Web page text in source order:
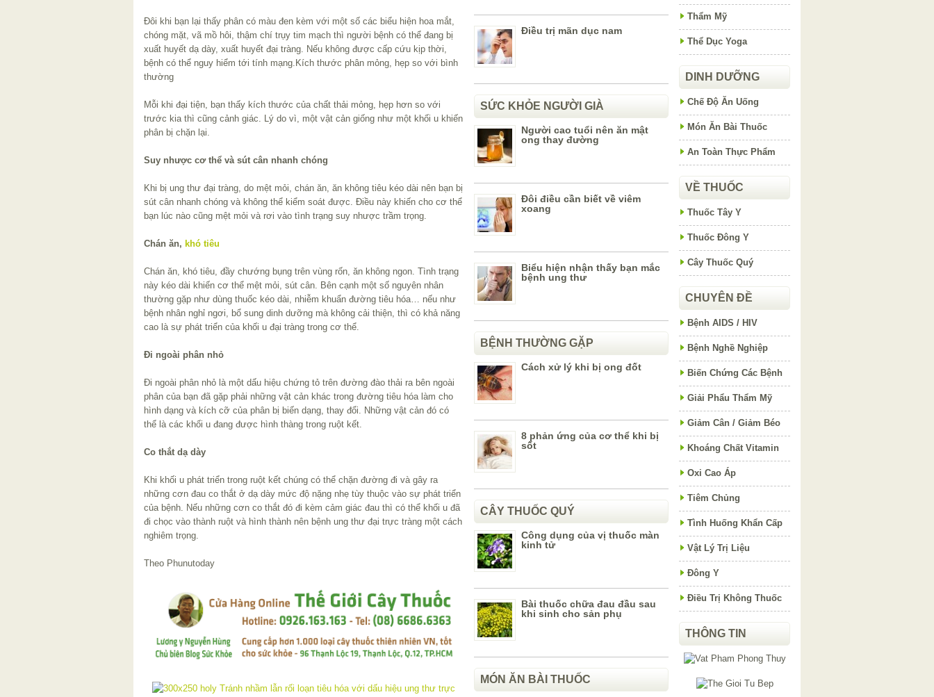
Đôi khi bạn lại thấy phân có màu đen kèm với một số các biểu hiện hoa mắt,
chóng mặt, vã mồ hôi, thậm chí trụy tim mạch thì người bệnh có thể đang bị
xuất huyết dạ dày, xuất huyết đại tràng. Nếu không được cấp cứu kịp thời,
bệnh có thể nguy hiểm tới tính mạng.Kích thước phân mỏng, hẹp so với bình
thường
Mỗi khi đại tiện, bạn thấy kích thước của chất thải mỏng, hẹp hơn so với
trước kia thì cũng cảnh giác. Lý do vì, một vật cản giống như một khối u khiến
phân bị chặn lại.
Suy nhược cơ thể và sút cân nhanh chóng
Khi bị ung thư đại tràng, do mệt mỏi, chán ăn, ăn không tiêu kéo dài nên bạn bị
sút cân nhanh chóng và không thể kiểm soát được. Điều này khiến cho cơ thể
bạn lúc nào cũng mệt mỏi và rơi vào tình trạng suy nhược trầm trọng.
Chán ăn, khó tiêu
Chán ăn, khó tiêu, đầy chướng bụng trên vùng rốn, ăn không ngon. Tình trạng
này kéo dài khiến cơ thể mệt mỏi, sút cân. Bên cạnh một số nguyên nhân
thường gặp như dùng thuốc kéo dài, nhiễm khuẩn đường tiêu hóa… nếu như
bệnh nhân nghỉ ngơi, bổ sung dinh dưỡng mà không cải thiện, thì có khả năng
cao là sự phát triển của khối u đại tràng trong cơ thể.
Đi ngoài phân nhỏ
Đi ngoài phân nhỏ là một dấu hiệu chứng tỏ trên đường đào thải ra bên ngoài
phân của bạn đã gặp phải những vật cản khác trong đường tiêu hóa làm cho
hình dạng và kích cỡ của phân bị biến dạng, thay đổi. Những vật cản đó có
thể là các khối u đang được hình thàng trong ruột kết.
Co thắt dạ dày
Khi khối u phát triển trong ruột kết chúng có thể chặn đường đi và gây ra
những cơn đau co thắt ở dạ dày mức độ nặng nhẹ tùy thuộc vào sự phát triển
của bệnh. Nếu những cơn co thắt đó đi kèm cảm giác đau thì có thể khối u đã
đi chọc vào thành ruột và hình thành nên bệnh ung thư đại trực tràng một cách
nghiêm trọng.
Theo Phunutoday
Điều trị mãn dục nam
SỨC KHỎE NGƯỜI GIÀ
Người cao tuổi nên ăn mật
ong thay đường
Đôi điều cần biết về viêm
xoang
Biểu hiện nhận thấy bạn mắc
bệnh ung thư
BỆNH THƯỜNG GẶP
Cách xử lý khi bị ong đốt
8 phản ứng của cơ thể khi bị
sốt
CÂY THUỐC QUÝ
Công dụng của vị thuốc màn
kinh tử
Bài thuốc chữa đau đầu sau
khi sinh cho sản phụ
MÓN ĂN BÀI THUỐC
Thẩm Mỹ
Thể Dục Yoga
DINH DƯỠNG
Chế Độ Ăn Uống
Món Ăn Bài Thuốc
An Toàn Thực Phẩm
VỀ THUỐC
Thuốc Tây Y
Thuốc Đông Y
Cây Thuốc Quý
CHUYÊN ĐỀ
Bệnh AIDS / HIV
Bệnh Nghề Nghiệp
Biến Chứng Các Bệnh
Giải Phẩu Thẩm Mỹ
Giảm Cân / Giảm Béo
Khoáng Chất Vitamin
Oxi Cao Áp
Tiêm Chủng
Tình Huống Khẩn Cấp
Vật Lý Trị Liệu
Đông Y
Điều Trị Không Thuốc
THÔNG TIN